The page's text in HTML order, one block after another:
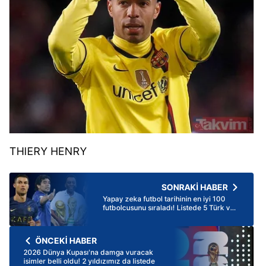
THIERY HENRY
SONRAKİ HABER
Yapay zeka futbol tarihinin en iyi 100
futbolcusunu sıraladı! Listede 5 Türk var
ÖNCEKİ HABER
2026 Dünya Kupası'na damga vuracak
isimler belli oldu! 2 yıldızımız da listede